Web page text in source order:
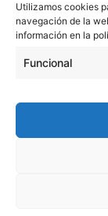
Utilizamos cookies
navegación de la
información en la
Funcional
Noticias
Sede electrónica
Protección de